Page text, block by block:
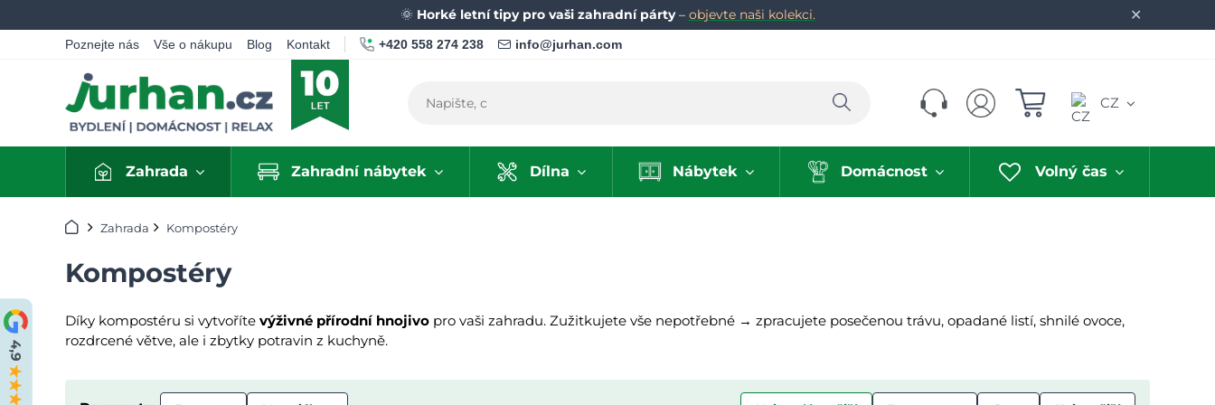
✕
🌞 Horké letní tipy pro vaši zahradní párty– objevte naši kolekci.
Poznejte nás Vše o nákupu Blog Kontakt +420 558 274 238 info@jurhan.com
Hledat CZ
Zahrada Zahradní nábytek Dílna Nábytek Domácnost Volný čas
Úvod Zahrada Kompostéry
Kompostéry
Díky kompostéru si vytvoříte výživné přírodní hnojivo pro vaši zahradu. Zužitkujete vše nepotřebné → zpracujete posečenou trávu, opadané listí, shnilé ovoce,
rozdrcené větve, ale i zbytky potravin z kuchyně.